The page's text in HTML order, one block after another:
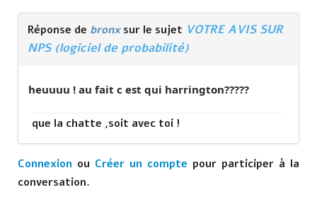
Réponse de bronxsur le sujet VOTRE AVIS SUR
NPS (logiciel de probabilité)
heuuuu ! au fait c est qui harrington?????
que la chatte ,soit avec toi !
Connexion ou Créer un compte pour participer à la
conversation.